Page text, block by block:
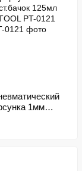
1мм
PT-0121